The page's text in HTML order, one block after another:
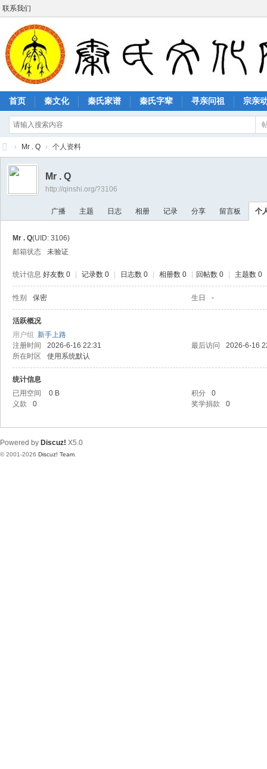
联系我们
首页 秦文化 秦氏家谱 秦氏字辈 寻亲问祖 宗亲
秦
文
› Mr . Q › 个人资料
Mr . Q
http://qinshi.org/?3106
广播 主题 日志 相册 记录 分享 留言板 个
Mr . Q(UID: 3106)
邮箱状态
未验证
统计信息 好友数 0 记录数 0 日志数 0 相册数 0 回帖数 0 主题数 0
性别 保密 生日 -
活跃概况
用户组 新手上路
注册时间
2026-6-16 22:31 最后访问
2026-6-16
所在时区
使用系统默认
统计信息
已用空间
0 B 积分
0
义款
0 奖学捐款 0
Powered by Discuz! X5.0
© 2001-2026 Discuz! Team